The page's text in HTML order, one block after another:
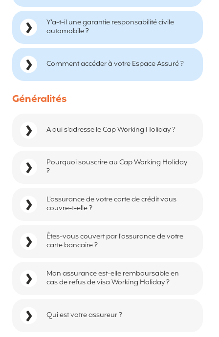
Y’a-t-il une garantie responsabilité civile
automobile ?
Comment accéder à votre Espace Assuré ?
Généralités
A qui s'adresse le Cap Working Holiday ?
Pourquoi souscrire au Cap Working Holiday
?
L'assurance de votre carte de crédit vous
couvre-t-elle ?
Êtes-vous couvert par l'assurance de votre
carte bancaire ?
Mon assurance est-elle remboursable en
cas de refus de visa Working Holiday ?
Qui est votre assureur ?